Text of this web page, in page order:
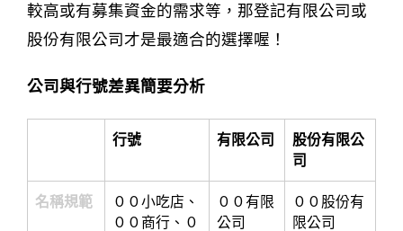
較高或有募集資金的需求等，那登記有限公司或
股份有限公司才是最適合的選擇喔！
公司與行號差異簡要分析
行號 有限公司
股份有限公
司
名稱規範
００小吃店、
００商行、０
００有限
公司
００股份有
限公司